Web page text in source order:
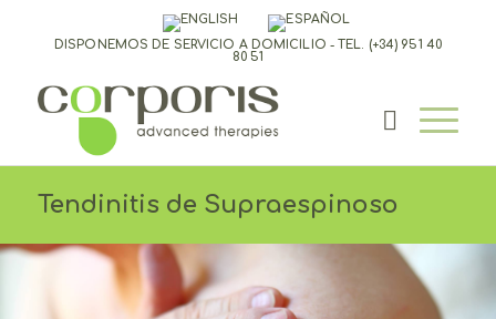
DISPONEMOS DE SERVICIO A DOMICILIO - TEL. (+34) 951 40
80 51
Tendinitis de Supraespinoso